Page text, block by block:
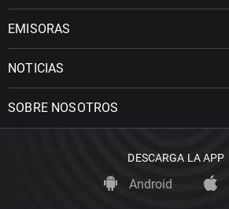
EMISORAS
NOTICIAS
SOBRE NOSOTROS
DESCARGA LA APP
Android